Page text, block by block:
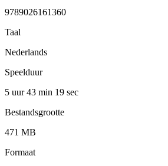
9789026161360
Taal
Nederlands
Speelduur
5 uur 43 min 19 sec
Bestandsgrootte
471 MB
Formaat